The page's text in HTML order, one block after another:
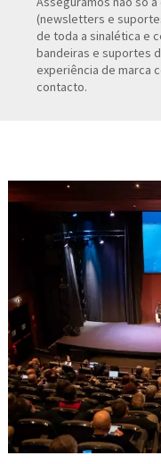
(newsletters e
de toda a sinalética e
bandeiras e suportes
experiência de marca
contacto.